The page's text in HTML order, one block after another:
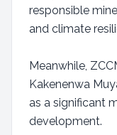
responsible
and climate
Meanwhile,
Kakenenwa
as a significant
development.